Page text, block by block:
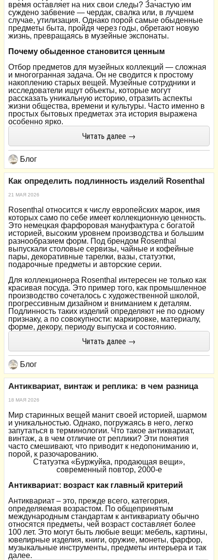
время оставляет на них свои следы? Зачастую им
суждено забвение — чердак, свалка или, в лучшем
случае, утилизация. Однако порой самые обыденные
предметы быта, пройдя через годы, обретают новую
жизнь, превращаясь в музейные экспонаты.
Почему обыденное становится ценным
Отбор предметов для музейных коллекций — сложная
и многогранная задача. Он не сводится к простому
накоплению старых вещей. Музейные сотрудники и
исследователи ищут объекты, которые могут
рассказать уникальную историю, отразить аспекты
жизни общества, времени и культуры. Часто именно в
простых бытовых предметах эта история выражена
особенно ярко.
Читать далее →
Блог
Как определить подлинность изделий Rosenthal
21 МАЯ 2026
Rosenthal относится к числу европейских марок, имя
которых само по себе имеет коллекционную ценность.
Это немецкая фарфоровая мануфактура с богатой
историей, высоким уровнем производства и большим
разнообразием форм. Под брендом Rosenthal
выпускали столовые сервизы, чайные и кофейные
пары, декоративные тарелки, вазы, статуэтки,
подарочные предметы и авторские серии.
Для коллекционера Rosenthal интересен не только как
красивая посуда. Это пример того, как промышленное
производство сочеталось с художественной школой,
прогрессивным дизайном и вниманием к деталям.
Подлинность таких изделий определяют не по одному
признаку, а по совокупности: маркировке, материалу,
форме, декору, периоду выпуска и состоянию.
Читать далее →
Блог
Антиквариат, винтаж и реплика: в чем разница
18 МАЯ 2026
Мир старинных вещей манит своей историей, шармом
и уникальностью. Однако, погружаясь в него, легко
запутаться в терминологии. Что такое антиквариат,
винтаж, а в чем отличие от реплики? Эти понятия
часто смешивают, что приводит к недопониманию и,
порой, к разочарованию.
Статуэтка «Буржуйка, продающая вещи»,
современный повтор, 2000-е
Антиквариат: возраст как главный критерий
Антиквариат – это, прежде всего, категория,
определяемая возрастом. По общепринятым
международным стандартам к антиквариату обычно
относятся предметы, чей возраст составляет более
100 лет. Это могут быть любые вещи: мебель, картины,
ювелирные изделия, книги, оружие, монеты, фарфор,
музыкальные инструменты, предметы интерьера и так
далее.